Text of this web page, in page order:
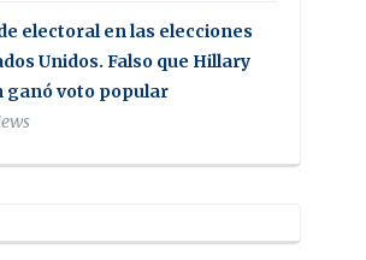
electoral en las elecciones
Unidos. Falso que Hillary
ganó voto popular